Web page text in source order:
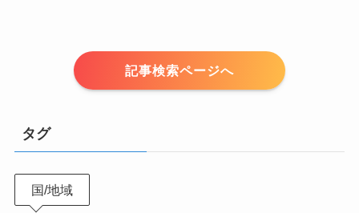
記事検索ページへ
タグ
国/地域